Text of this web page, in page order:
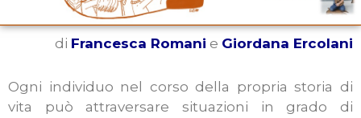
di Francesca Romani e Giordana Ercolani
Ogni individuo nel corso della propria storia di
vita può attraversare situazioni in grado di